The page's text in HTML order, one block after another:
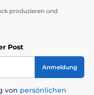
produzieren und
Post
Anmeldung
von persönlichen